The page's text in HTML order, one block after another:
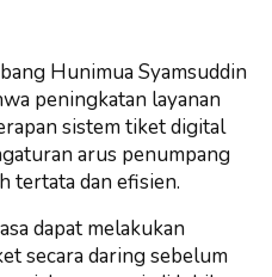
Hunimua Syamsuddin
peningkatan layanan
sistem tiket digital
arus penumpang
tertata dan efisien.
dapat melakukan
secara daring sebelum